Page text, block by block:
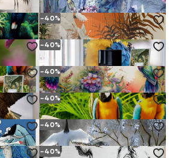
KRANICH ZWISCHEN BLÜHENDEN ZWEIGEN PFAUEN UND PAPAGEIEN IN EINEM BLUMENGARTEN
ab6. 12€(10.20 €)
VÖGEL IM TROPISCHEN DSCHUNGEL
-40%
EIN SCHWARM VON KRANEN, DIE DEN SONNENUNTERGANG BEGRÜSSEN
ab 6. (10. €)
DER COLIBRÌ TRINKT DEN NEKTAR
-40%
PORTRÄT EINES SCHÖNEN PAPAGEIEN
ab6.12€(10.20€)
EIN PAAR PAPAGEIEN BEFINDEN SICH AUF DEN ZWEIGEN EINER PALME
-40%
DAS COLIBRÌ KOMMUNIZIERT IN DEN BLUMEN
ab6.12€(10.20€)
L'AQUILA CALVA WÄHREND DES FLUGES
-40%
FAMILIE VON PAPAGEIEN BEFINDET SICH IN EINEM ZWEIG IM GRÜN
ab6. €(10.20€)
STÖRCHE FLIEGEN DEN SONNENUNTERGANG ÜBER DEM MEER WEG
-40%
DIE KRANE TREFFEN DEN MOND
-40%